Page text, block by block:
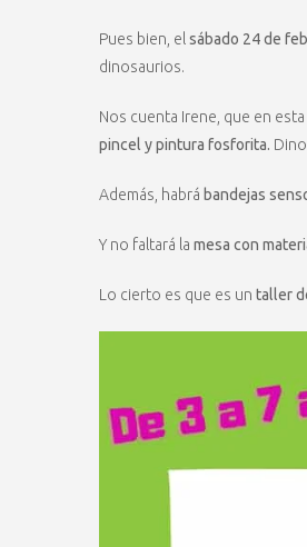
Pues bien, elsábado 24 de
dinosaurios.
Nos cuenta Irene, que en
pincel y pintura fosforita.
Además, habrá bandejas
Y no faltará la mesa con
Lo cierto es que es un taller